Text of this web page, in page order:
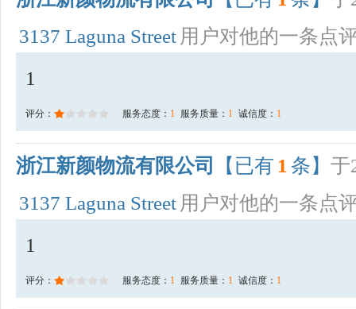
3137 Laguna Street 用户对他的一条点
1
评分： 服务态度： 1 服务质量： 1 诚信度： 1
浙江新颜物流有限公司 【已有 1 条】 于
3137 Laguna Street 用户对他的一条点
1
评分： 服务态度： 1 服务质量： 1 诚信度： 1